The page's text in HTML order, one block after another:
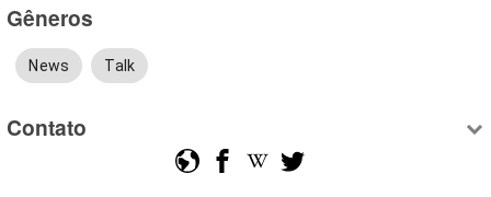
Gêneros
News Talk
Contato